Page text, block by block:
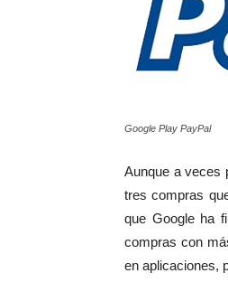
Google Play PayPal
Aunque a veces
tres compras
que Google ha
compras con
en aplicaciones,